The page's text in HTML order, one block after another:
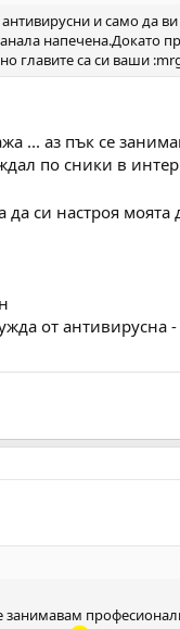
и само да
напечена.Докато
главите са си ваши
... аз пък се
по сники в
си настроя
от антивирусна